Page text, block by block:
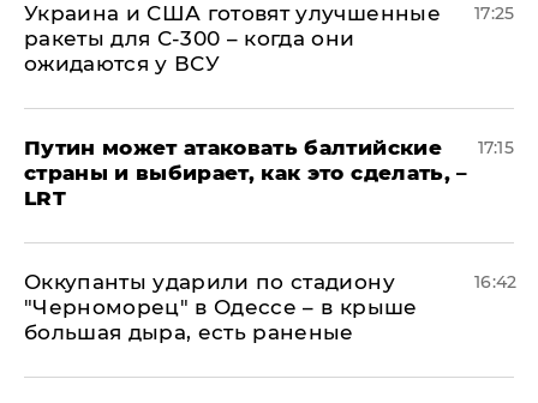
Украина и США готовят улучшенные
ракеты для С-300 – когда они
ожидаются у ВСУ
17:25
Путин может атаковать балтийские
страны и выбирает, как это сделать, –
LRT
17:15
Оккупанты ударили по стадиону
"Черноморец" в Одессе – в крыше
большая дыра, есть раненые
16:42